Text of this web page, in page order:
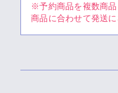
※予約商品を複数商品
商品に合わせて発送